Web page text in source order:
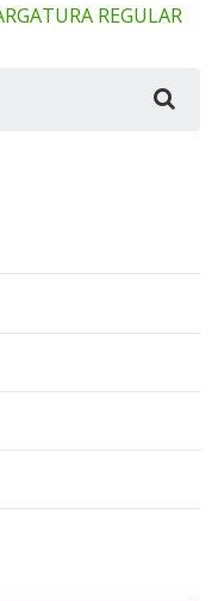
REGULAR